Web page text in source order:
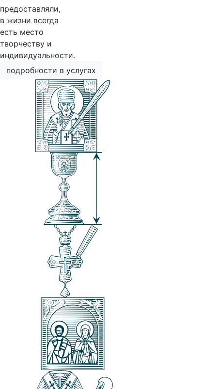
предоставляли,
в жизни всегда
есть место
творчеству и
индивидуальности.
подробности в услугах